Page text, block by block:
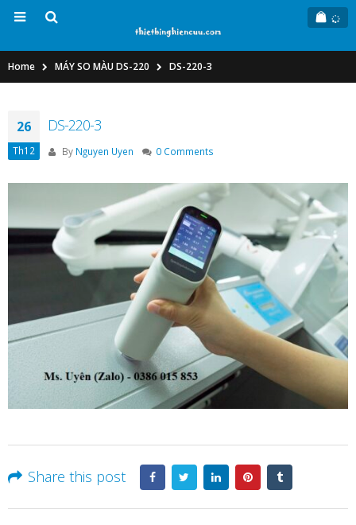
Home MÁY SO MÀU DS-220 DS-220-3
26
Th12
DS-220-3
By Nguyen Uyen 0 Comments
Share this post